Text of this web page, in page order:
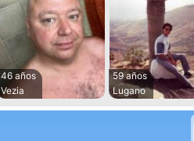
46 años
Vezia
59 años
Lugano